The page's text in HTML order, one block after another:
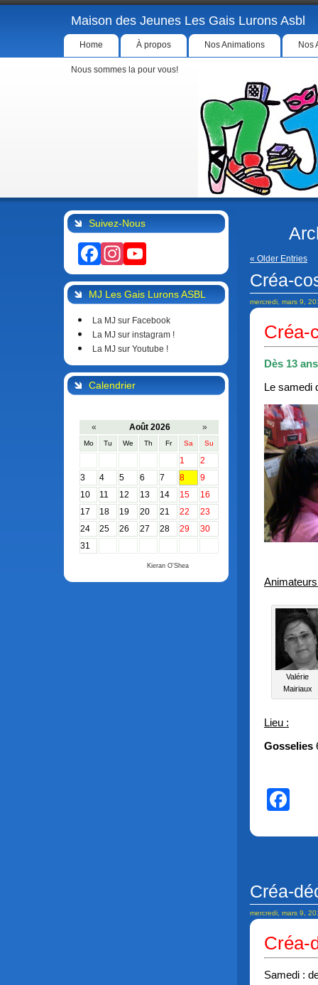
Maison des Jeunes Les Gais Lurons Asbl
Home À propos Nos Animations Nos
Nous sommes la pour vous!
Suivez-Nous
Facebook
Instagram
MJ Les Gais Lurons ASBL
La MJ sur Facebook
La MJ sur instagram !
La MJ sur Youtube !
Calendrier
« Août 2026 »
Mo Tu We Th Fr Sa Su
1
2
3
4 5 6 7 8
9
10
11 12 13 14 15
16
17
18 19 20 21 22
23
24
25 26 27 28 29
30
31
Kieran O'Shea
« Older Entries
Créa-
mercredi, mars 9,
Créa-
Dès 13 ans
Le samedi
Valérie
Mairiaux
Lieu :
Gosselies
Créa-
mercredi, mars 9,
Créa-
Samedi :